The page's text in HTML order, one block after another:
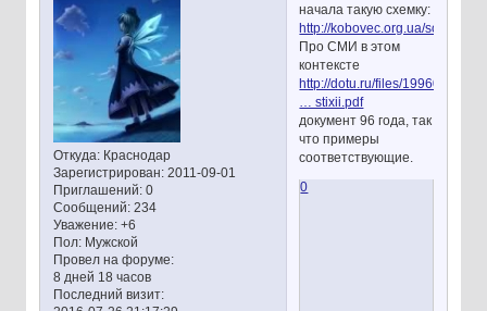
Откуда:Краснодар
Зарегистрирован: 2011-09-01
Приглашений:0
Сообщений:234
Уважение: +6
Пол:Мужской
Провел на форуме:
8 дней 18 часов
Последний визит:
начала такую схемку:
http://kobovec.org.ua/
Про СМИ в этом
контексте
http://dotu.ru/files/
… stixii.pdf
документ 96 года, так
что примеры
соответствующие.
0